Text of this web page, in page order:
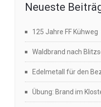
Neueste
125 Jahre FF Kühweg
Waldbrand nach
Edelmetall für den
Übung: Brand im